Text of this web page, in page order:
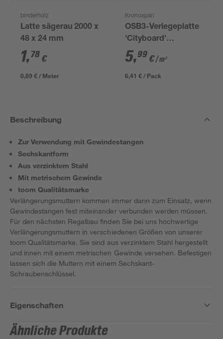
binderholz
Latte sägerau 2000 x
48 x 24 mm
1,78 €
0,89 € / Meter
Kronospan
OSB3-Verlegeplatte
'Cityboard'
ungeschliffen 1690 x
634 x 12 mm
5,99 €/ m²
6,41 € / Pack
Beschreibung
Zur Verwendung mit Gewindestangen
Sechskantform
Aus verzinktem Stahl
Mit metrischem Gewinde
toom Qualitätsmarke
Verlängerungsmuttern kommen immer dann zum Einsatz, wenn
Gewindestangen fest miteinander verbunden werden müssen.
Für den nächsten Regalbau finden Sie bei uns hochwertige
Verlängerungsmuttern in verschiedenen Größen von unserer
toom Qualitätsmarke. Sie sind aus verzinktem Stahl hergestellt
und innen mit einem metrischen Gewinde versehen. Befestigen
lassen sich die Muttern mit einem Sechskant-
Schraubenschlüssel.
Eigenschaften
Ähnliche Produkte